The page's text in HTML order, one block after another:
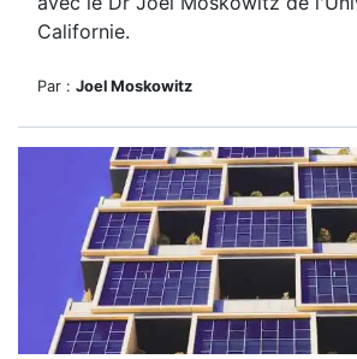
Californie.
Par : Joel Moskowitz